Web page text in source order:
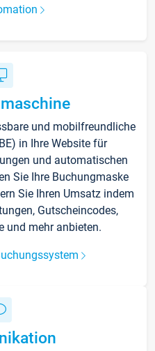
und mobilfreundliche
in Ihre Website für
und automatischen
Sie Ihre Buchungmaske
Sie Ihren Umsatz indem
Gutscheincodes,
und mehr anbieten.